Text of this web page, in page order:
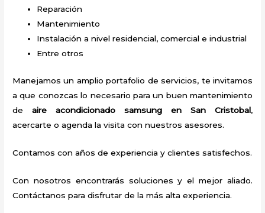
Reparación
Mantenimiento
Instalación a nivel residencial, comercial e industrial
Entre otros
Manejamos un amplio portafolio de servicios, te invitamos
a que conozcas lo necesario para un buen mantenimiento
deaire acondicionado samsung en San Cristobal,
acercarte o agenda la visita con nuestros asesores.
Contamos con años de experiencia y clientes satisfechos.
Con nosotros encontrarás soluciones y el mejor aliado.
Contáctanos para disfrutar de la más alta experiencia.